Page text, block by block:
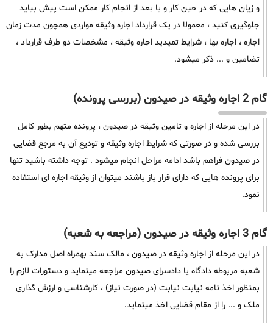
و زیان هایی که در حین کار و یا بعد از انجام کار ممکن است پیش بیاید
جلوگیری کنید ، معمولا در یک قرارداد اجاره وثیقه مواردی همچون مدت زمان
اجاره ، اجاره بها ، شرایط تمیدید اجاره وثیقه ، مشخصات دو طرف قرارداد ،
تضامین و ... ذکر میشود.
گام 2 اجاره وثیقه در صیدون (بررسی پرونده)
در این مرحله از اجاره و تامین وثیقه در صیدون ، پرونده متهم بطور کامل
بررسی شده و در صورتی که شرایط اجاره وثیقه و تودیع آن به مرجع قضایی
در صیدون فراهم باشد ادامه مراحل انجام میشود . توجه داشته باشید تنها
برای پرونده هایی که دارای قرار باز باشند میتوان از وثیقه اجاره ای استفاده
نمود.
گام 3 اجاره وثیقه در صیدون (مراجعه به شعبه)
در این مرحله از اجاره وثیقه در صیدون ، مالک سند بهمراه اصل مدارک به
شعبه مربوطه دادگاه یا دادسرای صیدون مراجعه مینماید و دستورات لازم را
بمنظور اخذ نامه نیابت نیابت (در صورت نیاز) ، کارشناسی و ارزش گذاری
ملک و ... را از مقام قضایی اخذ مینماید.